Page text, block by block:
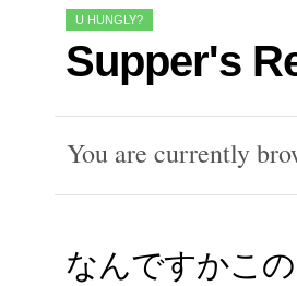
U HUNGLY?
Supper's
You are currently
なんですかこ